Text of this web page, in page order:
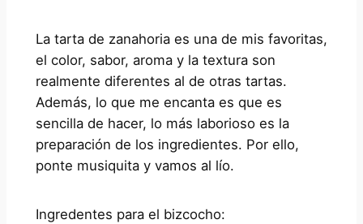
La tarta de zanahoria es una de mis favoritas,
el color, sabor, aroma y la textura son
realmente diferentes al de otras tartas.
Además, lo que me encanta es que es
sencilla de hacer, lo más laborioso es la
preparación de los ingredientes. Por ello,
ponte musiquita y vamos al lío.
Ingredentes para el bizcocho: